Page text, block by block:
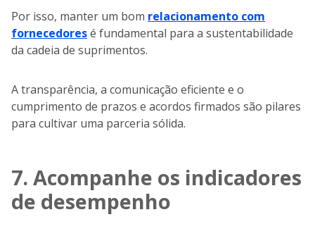
Por isso, manter um bom relacionamento com
fornecedoresé fundamental para a sustentabilidade
da cadeia de suprimentos.
A transparência, a comunicação eficiente e o
cumprimento de prazos e acordos firmados são pilares
para cultivar uma parceria sólida.
7. Acompanhe os indicadores
de desempenho